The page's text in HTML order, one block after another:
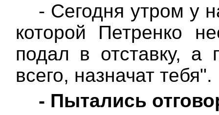
- Сегодня утром у
которой Петренко
подал в отставку, а
всего, назначат тебя".
- Пытались